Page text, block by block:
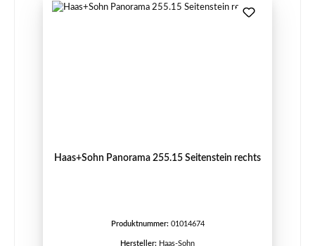
Haas+Sohn Panorama 255.15 Seitenstein rechts
Produktnummer: 01014674
Hersteller: Haas-Sohn